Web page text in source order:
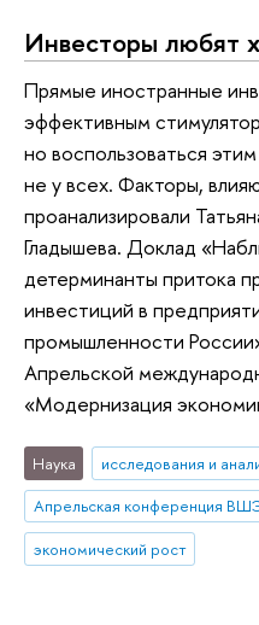
Инвесторы любят
Прямые иностранные
эффективным
но воспользоваться
не у всех. Факторы,
проанализировали
Гладышева. Доклад
детерминанты притока
инвестиций в
промышленности
Апрельской
«Модернизация
Наука
исследования и
Апрельская конференция
экономический рост